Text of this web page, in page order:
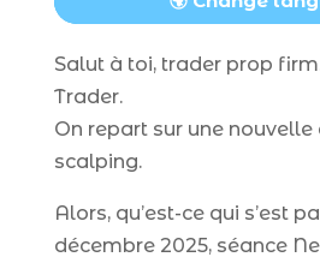
Salut à toi, trader prop
Trader.
On repart sur une
scalping.
Alors, qu’est-ce qui s’est
décembre 2025, séance